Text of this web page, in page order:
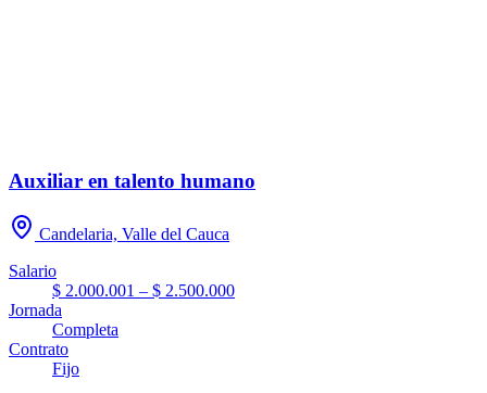
Auxiliar en talento humano
Candelaria, Valle del Cauca
Salario
$ 2.000.001 – $ 2.500.000
Jornada
Completa
Contrato
Fijo